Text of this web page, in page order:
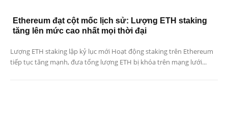
Ethereum đạt cột mốc lịch sử: Lượng ETH staking
tăng lên mức cao nhất mọi thời đại
Lượng ETH staking lập kỷ lục mới Hoạt động staking trên Ethereum
tiếp tục tăng mạnh, đưa tổng lượng ETH bị khóa trên mạng lưới...